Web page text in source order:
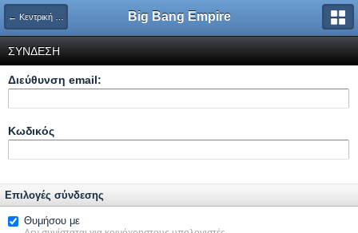
← Κεντρική Σελίδα Big Bang Empire
ΣΥΝΔΕΣΗ
Διεύθυνση email:
Κωδικός
Επιλογές σύνδεσης
Θυμήσου με